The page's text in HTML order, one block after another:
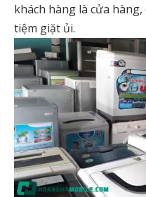
khách hàng là cửa
tiệm giặt ủi.